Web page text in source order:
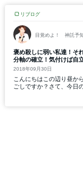
リブログ
目覚めよ！ 神託予
褒め殺しに弱い私達！そ
分軸の確立！気付けば自
2018年09月30日
こんにちはこの辺り昼か
ごしですか？さて、今日